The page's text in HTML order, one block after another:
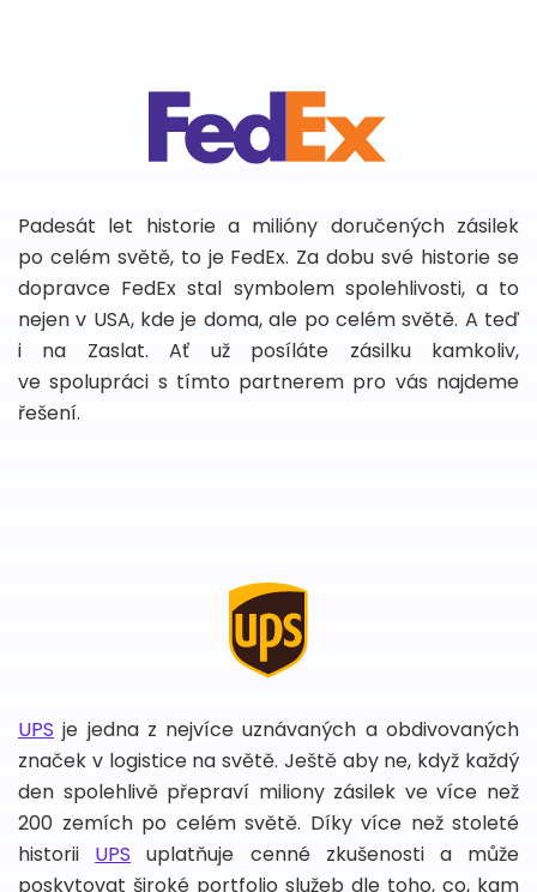
Padesát let historie a milióny doručených zásilek
po celém světě, to je FedEx. Za dobu své historie se
dopravce FedEx stal symbolem spolehlivosti, a to
nejen v USA, kde je doma, ale po celém světě. A teď
i na Zaslat. Ať už posíláte zásilku kamkoliv,
ve spolupráci s tímto partnerem pro vás najdeme
řešení.
UPS je jedna z nejvíce uznávaných a obdivovaných
značek v logistice na světě. Ještě aby ne, když každý
den spolehlivě přepraví miliony zásilek ve více než
200 zemích po celém světě. Díky více než stoleté
historii UPS uplatňuje cenné zkušenosti a může
poskytovat široké portfolio služeb dle toho, co, kam